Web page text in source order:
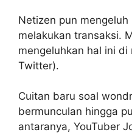
Netizen pun
melakukan transaksi.
mengeluhkan hal ini
Twitter).
Cuitan baru soal
bermunculan hingga
antaranya, YouTuber